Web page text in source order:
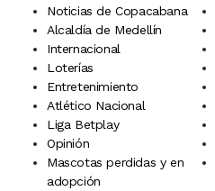
Noticias de Copacabana
Alcaldía de Medellín
Internacional
Loterías
Entretenimiento
Atlético Nacional
Liga Betplay
Opinión
Mascotas perdidas y en
adopción